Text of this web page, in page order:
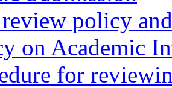
review policy
on Academic
for